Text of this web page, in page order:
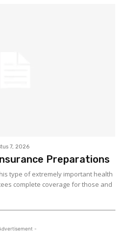
7, 2026
Preparations
type of extremely important health
complete coverage for those and
-